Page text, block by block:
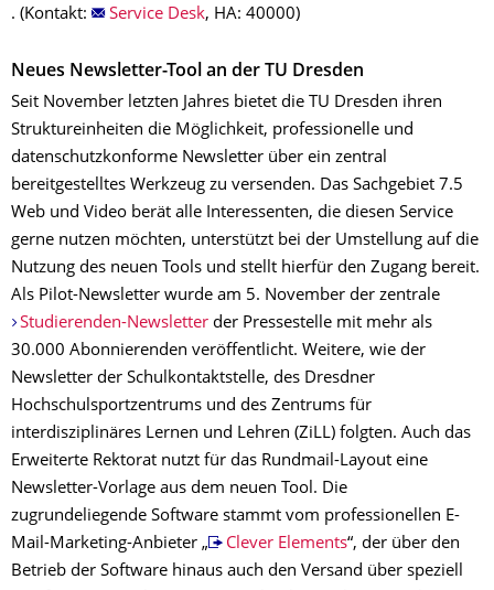
. (Kontakt: Service Desk, HA: 40000)
Neues Newsletter-Tool an der TU Dresden
Seit November letzten Jahres bietet die TU Dresden ihren
Struktureinheiten die Möglichkeit, professionelle und
datenschutzkonforme Newsletter über ein zentral
bereitgestelltes Werkzeug zu versenden. Das Sachgebiet 7.5
Web und Video berät alle Interessenten, die diesen Service
gerne nutzen möchten, unterstützt bei der Umstellung auf die
Nutzung des neuen Tools und stellt hierfür den Zugang bereit.
Als Pilot-Newsletter wurde am 5. November der zentrale
Studierenden-Newsletterder Pressestelle mit mehr als
30.000 Abonnierenden veröffentlicht. Weitere, wie der
Newsletter der Schulkontaktstelle, des Dresdner
Hochschulsportzentrums und des Zentrums für
interdisziplinäres Lernen und Lehren (ZiLL) folgten. Auch das
Erweiterte Rektorat nutzt für das Rundmail-Layout eine
Newsletter-Vorlage aus dem neuen Tool. Die
zugrundeliegende Software stammt vom professionellen E-
Mail-Marketing-Anbieter „
Clever Elements“, der über den
Betrieb der Software hinaus auch den Versand über speziell